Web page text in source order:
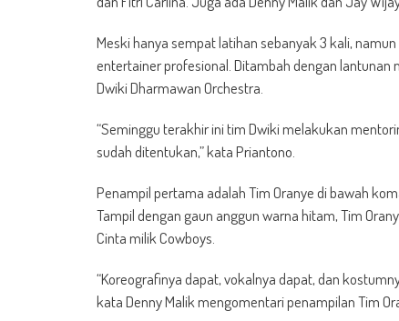
Meski hanya sempat latihan sebanyak 3 kali,
entertainer profesional. Ditambah dengan
Dwiki Dharmawan Orchestra.
“Seminggu terakhir ini tim Dwiki melakukan
sudah ditentukan,” kata Priantono.
Penampil pertama adalah Tim Oranye di bawah
Tampil dengan gaun anggun warna hitam, Tim
Cinta milik Cowboys.
“Koreografinya dapat, vokalnya dapat, dan
kata Denny Malik mengomentari penampilan Tim